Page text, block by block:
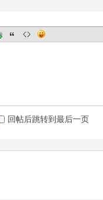
回帖后跳转到最后一页